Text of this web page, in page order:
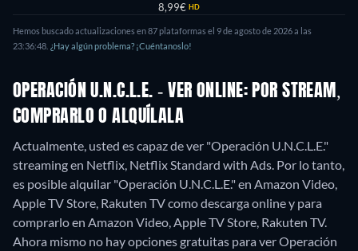
8,99€ HD
Hemos buscado actualizaciones en87plataformas el 9 de agosto de 2026a las
23:36:48 ¿Hay algún problema? ¡Cuéntanoslo!
OPERACIÓN U.N.C.L.E. - VER ONLINE: POR STREAM,
COMPRARLO O ALQUÍLALA
Actualmente, usted es capaz de ver "Operación U.N.C.L.E."
streaming en Netflix, Netflix Standard with Ads. Por lo tanto,
es posible alquilar "Operación U.N.C.L.E." en Amazon Video,
Apple TV Store, Rakuten TV como descarga online y para
comprarlo en Amazon Video, Apple TV Store, Rakuten TV.
Ahora mismo no hay opciones gratuitas para ver Operación